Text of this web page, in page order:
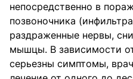
непосредственно в
позвоночника
раздраженные нервы,
мышцы. В зависимости
серьезны симптомы,